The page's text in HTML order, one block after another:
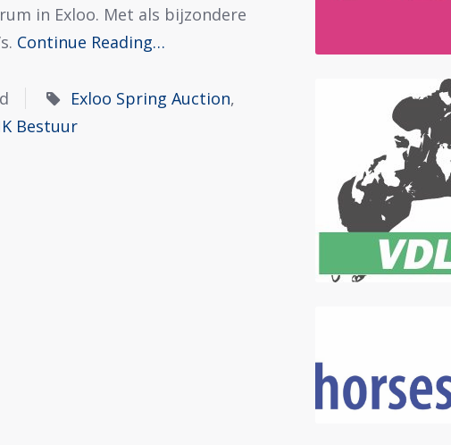
in Exloo. Met als bijzondere
Continue Reading…
Exloo Spring Auction,
Bestuur